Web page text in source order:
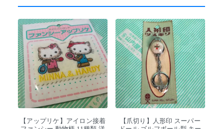
【アップリケ】アイロン接着
【爪切り】人形印 スーパー